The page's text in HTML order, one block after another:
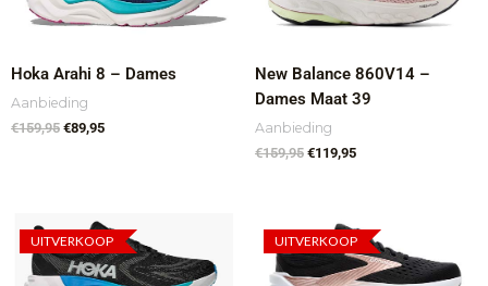
Hoka Arahi 8 – Dames
Aanbieding
€159,95 €89,95
New Balance 860V14 –
Dames Maat 39
Aanbieding
€159,95 €119,95
UITVERKOOP
Oorspronkelijke
prijs
was:
€159,95.
prijs
is:
€89,95.
UITVERKOOP
Oorspronkelijke
prijs
was:
€159,95.
prijs
is:
€89,95.